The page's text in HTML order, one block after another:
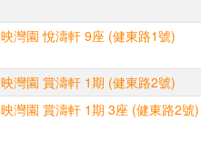
映灣園 悅濤軒 9座 (健東路1號)
映灣園 賞濤軒 1期 (健東路2號)
映灣園 賞濤軒 1期 3座 (健東路2號)